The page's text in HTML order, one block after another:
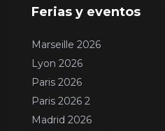
Ferias y eventos
Marseille 2026
Lyon 2026
Paris 2026
Paris 2026 2
Madrid 2026